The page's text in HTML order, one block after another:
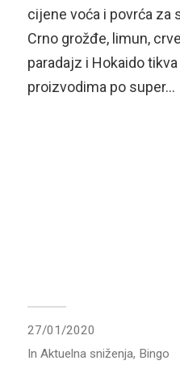
cijene voća i povrća za
Crno grožđe, limun,
paradajz i Hokaido
proizvodima po super…
27/01/2020
In Aktuelna sniženja, Bingo